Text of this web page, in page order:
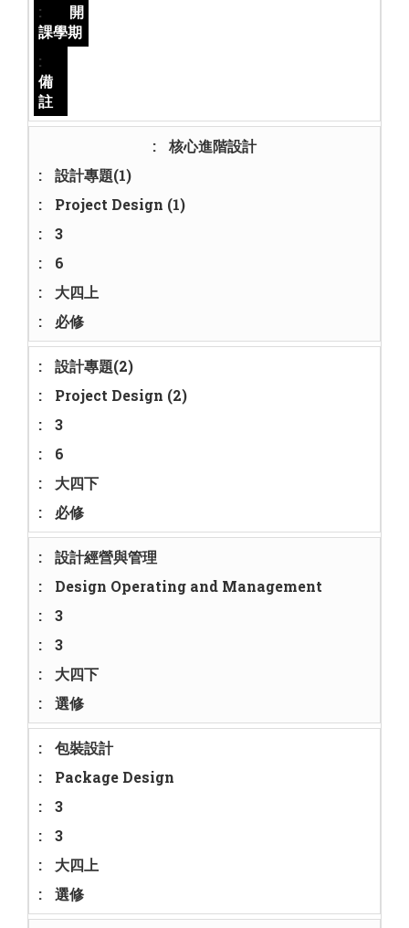
開
課學期
備
註
核心進階設計
設計專題(1)
Project Design (1)
3
6
大四上
必修
設計專題(2)
Project Design (2)
3
6
大四下
必修
設計經營與管理
Design Operating and Management
3
3
大四下
選修
包裝設計
Package Design
3
3
大四上
選修